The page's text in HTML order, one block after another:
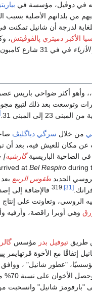
به في دوڤيل، مؤسسة في بياريتز
من بلدانهم الأصلية بسبب
الأكبر دميتري پالڤوڤيتش،
في في 31 شارع كامبون، في باريس.
وتوسعت بعد ذلك لتبيع
من خلال سرگي دياگليڤ
مكان للعيش فيه، بعد أن
في الضاحية الباريسيةگارشيه]
Bel Respiro during
الجديد طقوس الربيع
[31]
:319
فالإضافة إلى
الروسي، وتعاونت على
وهي أوبرا راقصة، وأرفيه
طريق تيوفيل بدر مؤسس
عقتد شانيل إتفاقًا مع الأخوة
كيانا مؤسسيًا، "عطور شانيل" ،
على تقديم كامل
اسمها إلى "بارفومز شانيل"